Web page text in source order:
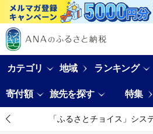
カテゴリ 地域 ランキング
寄付額 旅先を探す 特集
「ふるさとチョイス」シス